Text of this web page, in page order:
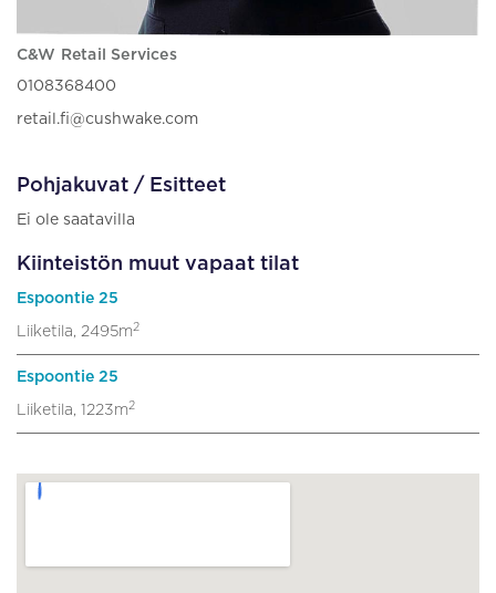
C&W Retail Services
0108368400
retail.fi@cushwake.com
Pohjakuvat / Esitteet
Ei ole saatavilla
Kiinteistön muut vapaat tilat
Espoontie 25
Liiketila, 2495m 2
Espoontie 25
Liiketila, 1223m 2